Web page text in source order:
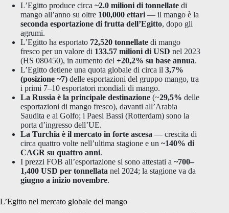
L’Egitto produce circa ~2.0 milioni di tonnellate di
mango all’anno su oltre 100,000 ettari — il mango è la
seconda esportazione di frutta dell’Egitto, dopo gli
agrumi.
L’Egitto ha esportato 72,520 tonnellate di mango
fresco per un valore di 133.57 milioni di USD nel 2023
(HS 080450), in aumento del +20,2% su base annua.
L’Egitto detiene una quota globale di circa il 3,7%
(posizione ~7) delle esportazioni del gruppo mango, tra
i primi 7–10 esportatori mondiali di mango.
La Russia è la principale destinazione (~29,5% delle
esportazioni di mango fresco), davanti all’Arabia
Saudita e al Golfo; i Paesi Bassi (Rotterdam) sono la
porta d’ingresso dell’UE.
La Turchia è il mercato in forte ascesa — crescita di
circa quattro volte nell’ultima stagione e un ~140% di
CAGR su quattro anni.
I prezzi FOB all’esportazione si sono attestati a ~700–
1,400 USD per tonnellata nel 2024; la stagione va da
giugno a inizio novembre.
L’Egitto nel mercato globale del mango